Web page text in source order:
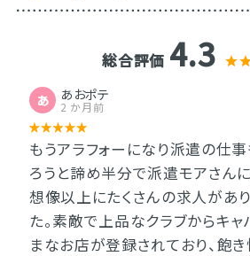
総合評価 4.3
あ あおポテ
2 か月前
もうアラフォーになり派遣の仕
ろうと諦め半分で派遣モアさん
想像以上にたくさんの求人があ
た。素敵で上品なクラブからキ
まなお店が登録されており、飽